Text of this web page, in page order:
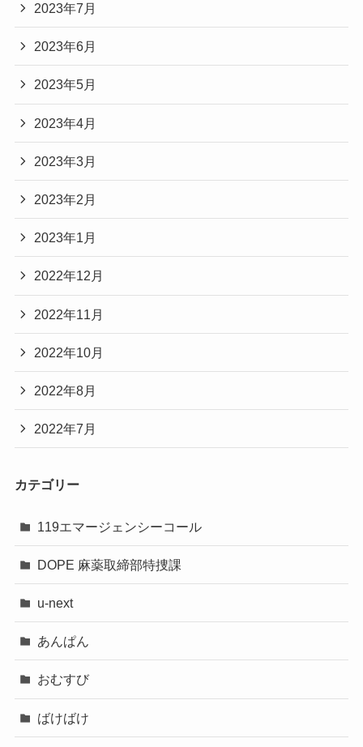
2023年7月
2023年6月
2023年5月
2023年4月
2023年3月
2023年2月
2023年1月
2022年12月
2022年11月
2022年10月
2022年8月
2022年7月
カテゴリー
119エマージェンシーコール
DOPE 麻薬取締部特捜課
u-next
あんぱん
おむすび
ばけばけ